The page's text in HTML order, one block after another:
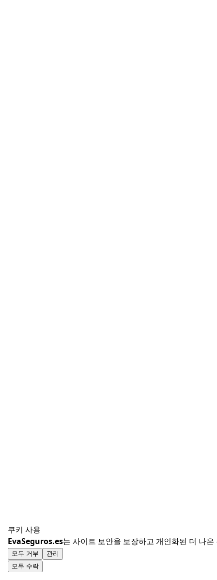
쿠키 사용
EvaSeguros.es는 사이트 보안을 보장하고 개인화된 더 나
모두 거부
관리
모두 수락